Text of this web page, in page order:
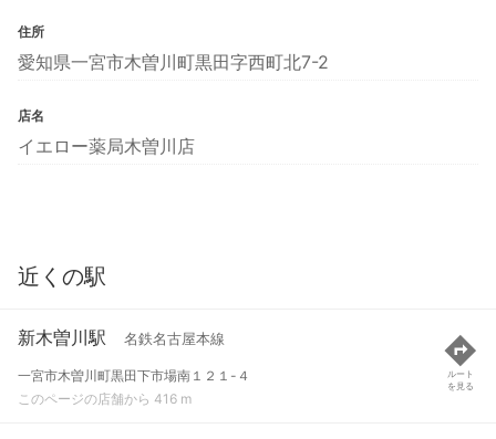
住所
愛知県一宮市木曽川町黒田字西町北7-2
店名
イエロー薬局木曽川店
近くの駅
新木曽川駅 名鉄名古屋本線
一宮市木曽川町黒田下市場南１２１-４
このページの店舗から 416 m
ルート
を見る